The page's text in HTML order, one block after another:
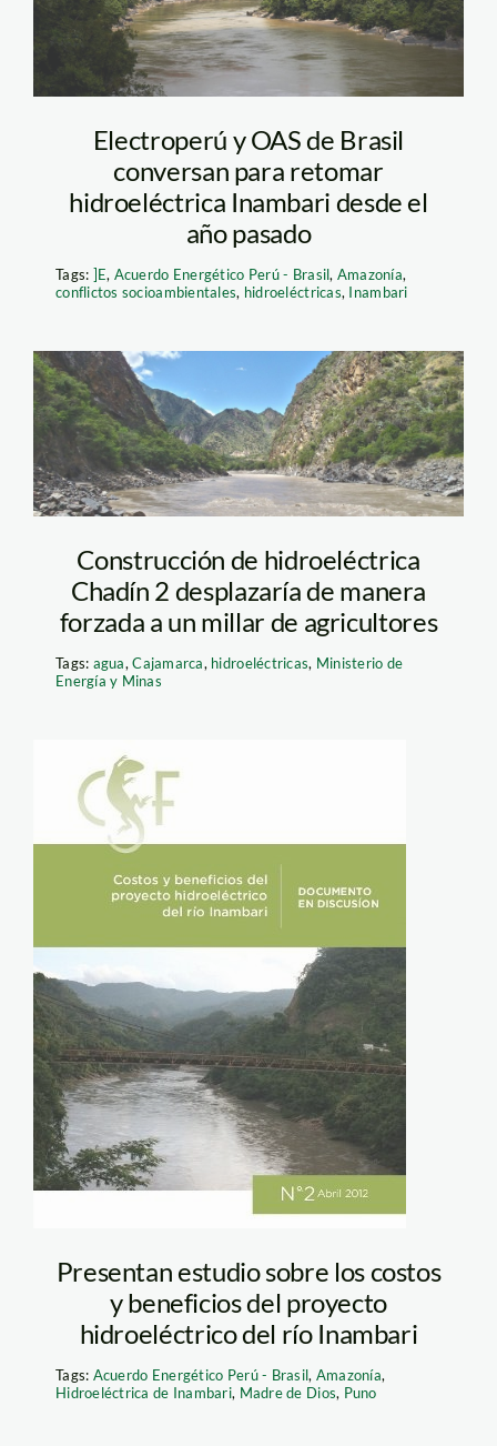
Electroperú y OAS de Brasil
conversan para retomar
hidroeléctrica Inambari desde el
año pasado
Tags: ]E, Acuerdo Energético Perú - Brasil, Amazonía,
conflictos socioambientales, hidroeléctricas, Inambari
chadín 2
Construcción de hidroeléctrica
Chadín 2 desplazaría de manera
forzada a un millar de agricultores
Tags: agua,Cajamarca, hidroeléctricas, Ministerio de
Energía y Minas
Inambari
Presentan estudio sobre los costos
y beneficios del proyecto
hidroeléctrico del río Inambari
Tags: Acuerdo Energético Perú - Brasil, Amazonía,
Hidroeléctrica de Inambari, Madre de Dios, Puno